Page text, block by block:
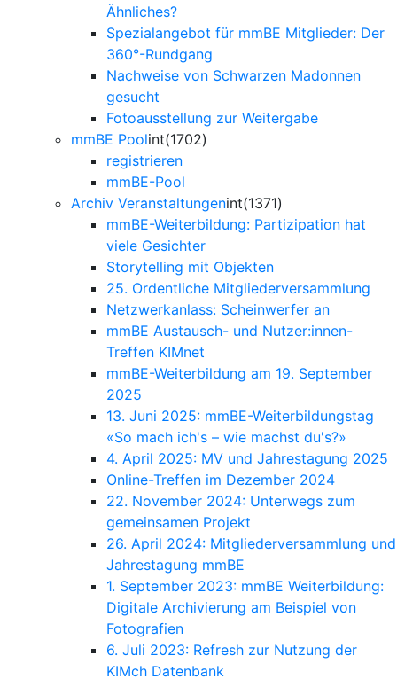
Ähnliches?
Spezialangebot für mmBE Mitglieder: Der
360°-Rundgang
Nachweise von Schwarzen Madonnen
gesucht
Fotoausstellung zur Weitergabe
mmBE Poolint(1702)
registrieren
mmBE-Pool
Archiv Veranstaltungenint(1371)
mmBE-Weiterbildung: Partizipation hat
viele Gesichter
Storytelling mit Objekten
25. Ordentliche Mitgliederversammlung
Netzwerkanlass: Scheinwerfer an
mmBE Austausch- und Nutzer:innen-
Treffen KIMnet
mmBE-Weiterbildung am 19. September
2025
13. Juni 2025: mmBE-Weiterbildungstag
«So mach ich's – wie machst du's?»
4. April 2025: MV und Jahrestagung 2025
Online-Treffen im Dezember 2024
22. November 2024: Unterwegs zum
gemeinsamen Projekt
26. April 2024: Mitgliederversammlung und
Jahrestagung mmBE
1. September 2023: mmBE Weiterbildung:
Digitale Archivierung am Beispiel von
Fotografien
6. Juli 2023: Refresh zur Nutzung der
KIMch Datenbank